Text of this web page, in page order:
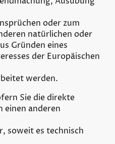
oder zum
natürlichen oder
Gründen eines
der Europäischen
werden.
Sie die direkte
einen anderen
soweit es technisch